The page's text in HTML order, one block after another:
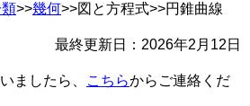
>>幾何>>図と方程式>>円錐曲線
最終更新日： 2026年2月12日
ましたら、 こちらからご連絡くだ